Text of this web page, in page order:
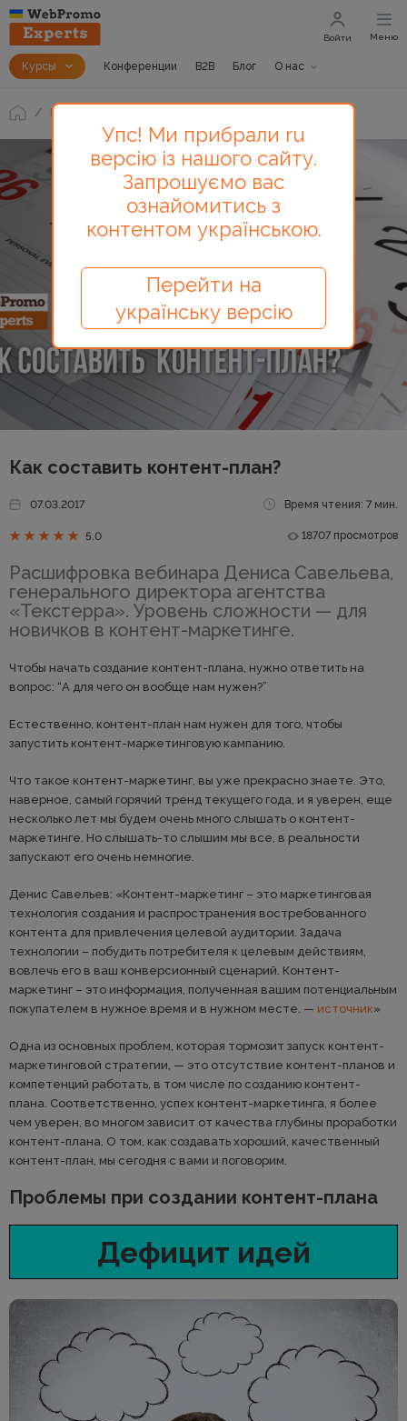
Курсы Конференции B2B Блог О нас
Войти Меню
Блог
Как составить контент-план?
07.03.2017 Время чтения: 7 мин.
5.0 18707 просмотров
Расшифровка вебинара Дениса Савельева,
генерального директора агентства
«Текстерра». Уровень сложности — для
новичков в контент-маркетинге.
Чтобы начать создание контент-плана, нужно ответить на
вопрос: “А для чего он вообще нам нужен?”
Естественно, контент-план нам нужен для того, чтобы
запустить контент-маркетинговую кампанию.
Что такое контент-маркетинг, вы уже прекрасно знаете. Это,
наверное, самый горячий тренд текущего года, и я уверен, еще
несколько лет мы будем очень много слышать о контент-
маркетинге. Но слышать-то слышим мы все, в реальности
запускают его очень немногие.
Денис Савельев: «Контент-маркетинг – это маркетинговая
технология создания и распространения востребованного
контента для привлечения целевой аудитории. Задача
технологии – побудить потребителя к целевым действиям,
вовлечь его в ваш конверсионный сценарий. Контент-
маркетинг – это информация, полученная вашим потенциальным
покупателем в нужное время и в нужном месте. — источник»
Одна из основных проблем, которая тормозит запуск контент-
маркетинговой стратегии, — это отсутствие контент-планов и
компетенций работать, в том числе по созданию контент-
плана. Соответственно, успех контент-маркетинга, я более
чем уверен, во многом зависит от качества глубины проработки
контент-плана. О том, как создавать хороший, качественный
контент-план, мы сегодня с вами и поговорим.
Проблемы при создании контент-плана
Дефицит идей
Упс! Ми прибрали ru
версію із нашого сайту.
Запрошуємо вас
ознайомитись з
контентом українською.
Перейти на
українську версію